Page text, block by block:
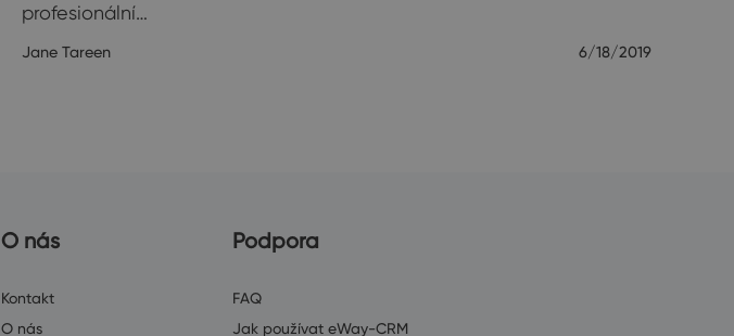
profesionální…
Jane Tareen 6/18/2019
O nás
Kontakt
O nás
Podpora
FAQ
Jak používat eWay-CRM